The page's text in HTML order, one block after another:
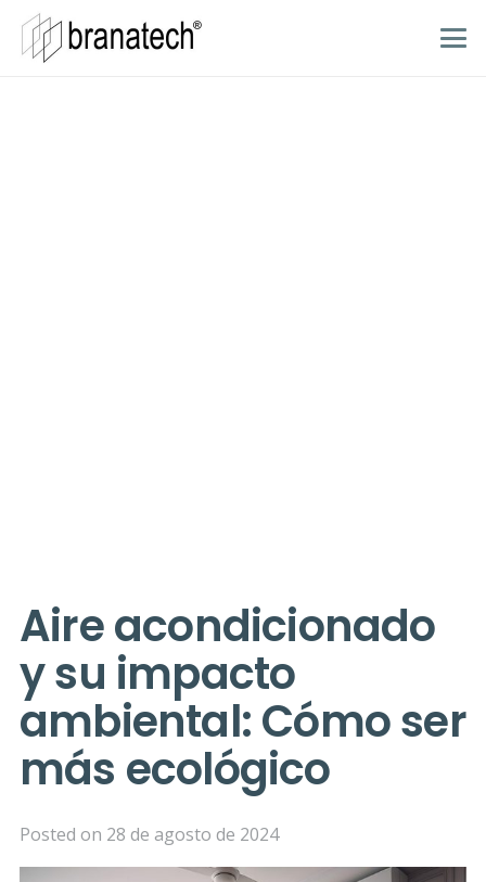
Aire acondicionado
y su impacto
ambiental: Cómo ser
más ecológico
Posted on 28 de agosto de 2024